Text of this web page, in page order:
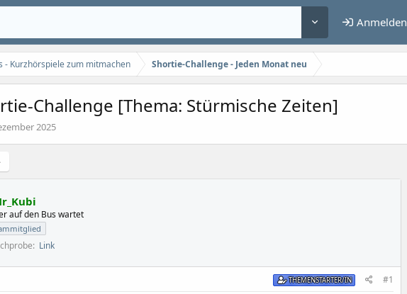
Anmelden
- Kurzhörspiele zum mitmachen Shortie-Challenge - Jeden Monat neu
Challenge [Thema: Stürmische Zeiten]
2025
auf den Bus wartet
Link
THEMENSTARTER/IN #1